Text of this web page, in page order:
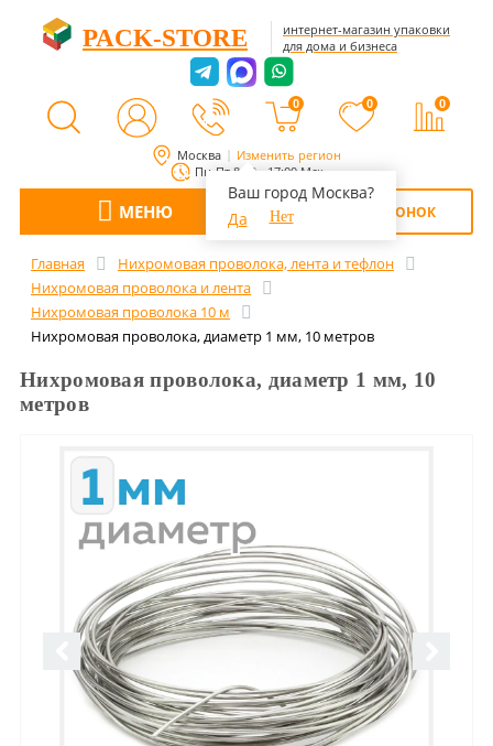
Москва Изменить регион
Ваш город Москва?
Да
Нет
Пн-Пт 8:00 - 17:00 Мск
PACK-STORE
интернет-магазин упаковки
для дома и бизнеса
0 0 0
МЕНЮ ОБРАТНЫЙ ЗВОНОК
Главная
Нихромовая проволока, лента и тефлон
Нихромовая проволока и лента
Нихромовая проволока 10 м
Нихромовая проволока, диаметр 1 мм, 10 метров
Нихромовая проволока, диаметр 1 мм, 10
метров